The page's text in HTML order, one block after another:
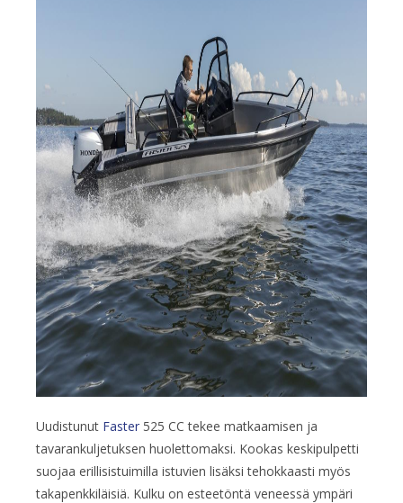
Uudistunut Faster 525 CC tekee matkaamisen ja
tavarankuljetuksen huolettomaksi. Kookas keskipulpetti
suojaa erillisistuimilla istuvien lisäksi tehokkaasti myös
takapenkkiläisiä. Kulku on esteetöntä veneessä ympäri